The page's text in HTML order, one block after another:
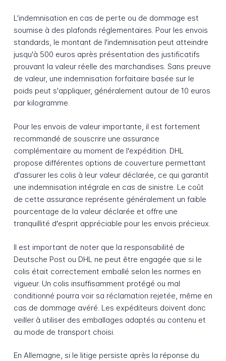
L'indemnisation en cas de perte ou de dommage est
soumise à des plafonds réglementaires. Pour les envois
standards, le montant de l'indemnisation peut atteindre
jusqu'à 500 euros après présentation des justificatifs
prouvant la valeur réelle des marchandises. Sans preuve
de valeur, une indemnisation forfaitaire basée sur le
poids peut s'appliquer, généralement autour de 10 euros
par kilogramme.
Pour les envois de valeur importante, il est fortement
recommandé de souscrire une assurance
complémentaire au moment de l'expédition. DHL
propose différentes options de couverture permettant
d'assurer les colis à leur valeur déclarée, ce qui garantit
une indemnisation intégrale en cas de sinistre. Le coût
de cette assurance représente généralement un faible
pourcentage de la valeur déclarée et offre une
tranquillité d'esprit appréciable pour les envois précieux.
Il est important de noter que la responsabilité de
Deutsche Post ou DHL ne peut être engagée que si le
colis était correctement emballé selon les normes en
vigueur. Un colis insuffisamment protégé ou mal
conditionné pourra voir sa réclamation rejetée, même en
cas de dommage avéré. Les expéditeurs doivent donc
veiller à utiliser des emballages adaptés au contenu et
au mode de transport choisi.
En Allemagne, si le litige persiste après la réponse du